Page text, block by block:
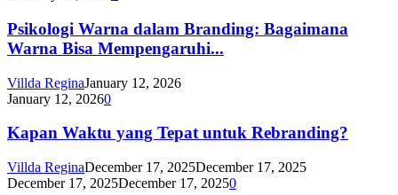
Psikologi Warna dalam Branding: Bagaimana
Warna Bisa Mempengaruhi...
Villda ReginaJanuary 12, 2026
January 12, 20260
Kapan Waktu yang Tepat untuk Rebranding?
Villda ReginaDecember 17, 2025December 17, 2025
December 17, 2025December 17, 20250